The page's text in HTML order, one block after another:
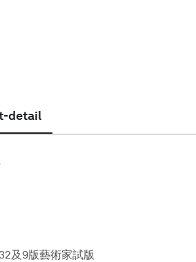
detail
及9版藝術家試版